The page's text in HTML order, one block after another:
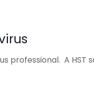
professional. A HST